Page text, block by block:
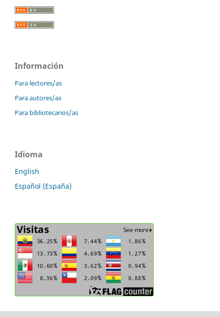
Información
Para lectores/as
Para autores/as
Para bibliotecarios/as
Idioma
English
Español (España)